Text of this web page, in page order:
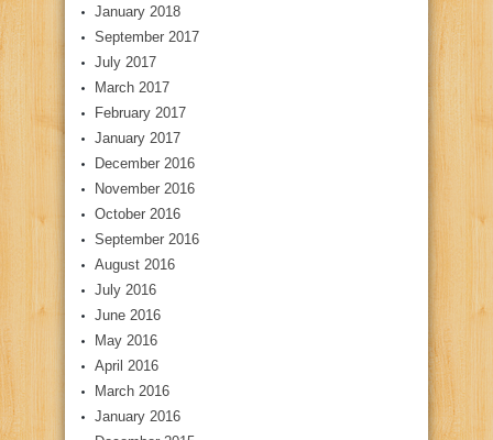
January 2018
September 2017
July 2017
March 2017
February 2017
January 2017
December 2016
November 2016
October 2016
September 2016
August 2016
July 2016
June 2016
May 2016
April 2016
March 2016
January 2016